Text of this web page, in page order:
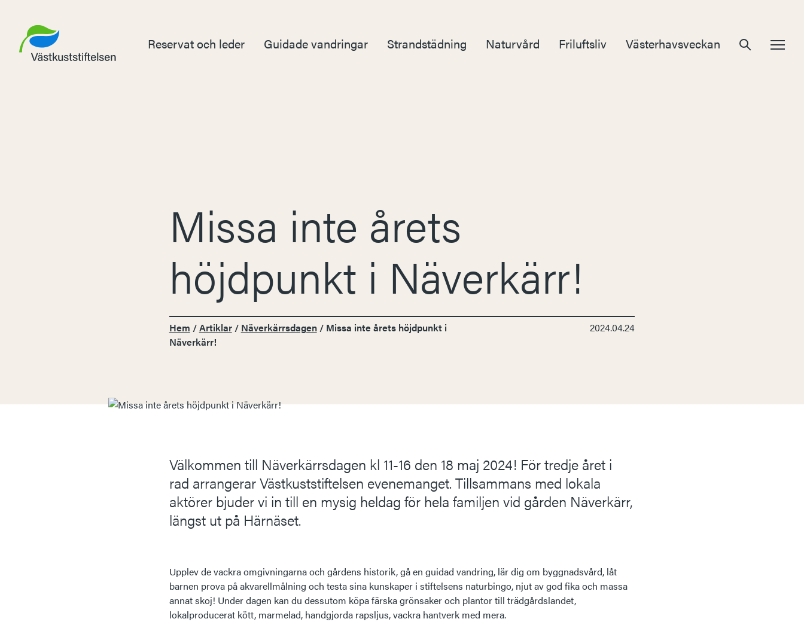
Reservat och leder Guidade vandringar Strandstädning Naturvård Friluftsliv Västerhavsveckan
Missa inte årets
höjdpunkt i Näverkärr!
Hem /Artiklar/ Näverkärrsdagen/ Missa inte årets höjdpunkt i
Näverkärr!
2024.04.24
Välkommen till Näverkärrsdagen kl 11-16 den 18 maj 2024! För tredje året i
rad arrangerar Västkuststiftelsen evenemanget. Tillsammans med lokala
aktörer bjuder vi in till en mysig heldag för hela familjen vid gården Näverkärr,
längst ut på Härnäset.
Upplev de vackra omgivningarna och gårdens historik, gå en guidad vandring, lär dig om byggnadsvård, låt
barnen prova på akvarellmålning och testa sina kunskaper i stiftelsens naturbingo, njut av god fika och massa
annat skoj! Under dagen kan du dessutom köpa färska grönsaker och plantor till trädgårdslandet,
lokalproducerat kött, marmelad, handgjorda rapsljus, vackra hantverk med mera.